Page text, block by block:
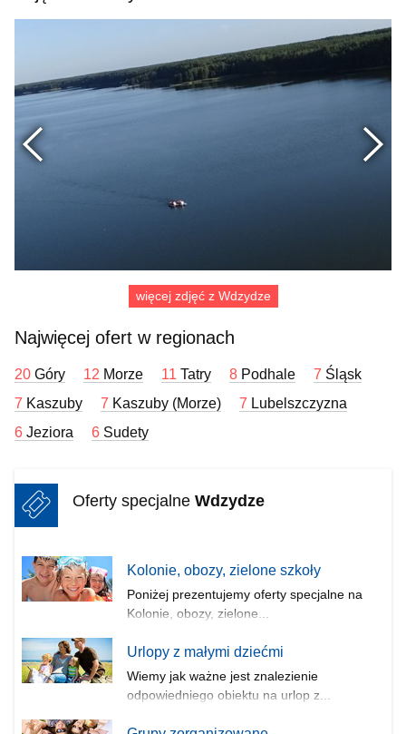
Poprzednie
więcej zdjęć z Wdzydze
Najwięcej ofert w regionach
20 Góry 12 Morze 11 Tatry 8 Podhale 7 Śląsk
7 Kaszuby 7 Kaszuby (Morze) 7 Lubelszczyzna
6 Jeziora 6 Sudety
Oferty specjalne Wdzydze
Kolonie, obozy, zielone szkoły
Poniżej prezentujemy oferty specjalne na
Kolonie, obozy, zielone...
Urlopy z małymi dziećmi
Wiemy jak ważne jest znalezienie
odpowiedniego obiektu na urlop z...